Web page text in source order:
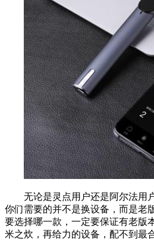
无论是灵点用户还是阿尔法用
你们需要的并不是换设备，而是老
要选择哪一款，一定要保证有老版
米之炊，再给力的设备，配不到最